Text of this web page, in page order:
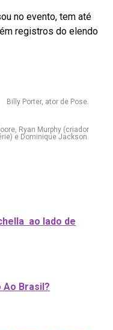
no evento, tem até
registros do elendo
Billy Porter, ator de Pose.
Ryan Murphy (criador
e Dominique Jackson.
ao lado de
Ao Brasil?